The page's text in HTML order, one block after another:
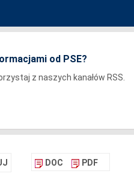
od PSE?
z naszych kanałów RSS.
DOC PDF